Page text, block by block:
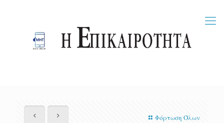
Φόρτωση Όλων